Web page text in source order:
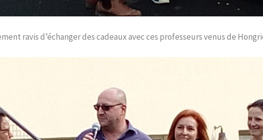
ravis d’échanger des cadeaux avec ces professeurs venus de